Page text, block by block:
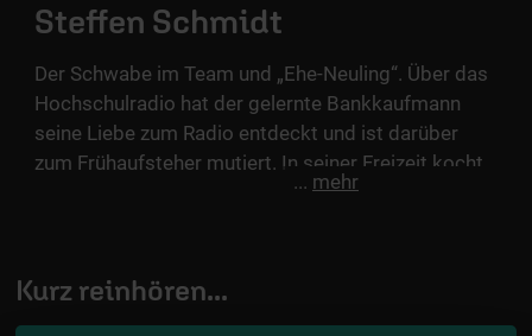
Steffen Schmidt
Der Schwabe im Team und „Ehe-Neuling“. Über das
Hochschulradio hat der gelernte Bankkaufmann
seine Liebe zum Radio entdeckt und ist darüber
zum Frühaufsteher mutiert. In seiner Freizeit kocht
er gerne, wirft ab und zu ein Videospiel in die
... mehr
Kurz reinhören...